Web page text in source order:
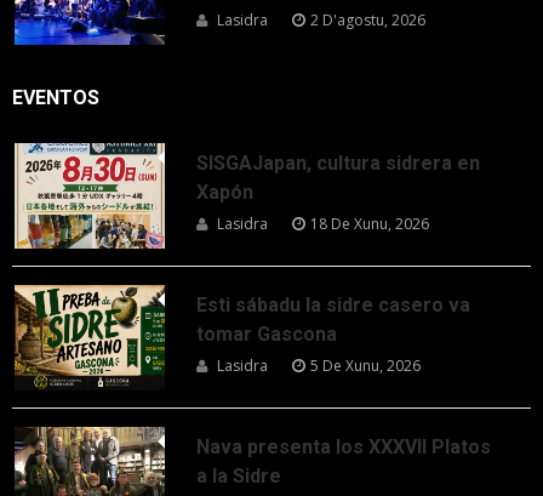
Lasidra 2 D'agostu, 2026
EVENTOS
SISGAJapan, cultura sidrera en
Xapón
Lasidra 18 De Xunu, 2026
Esti sábadu la sidre casero va
tomar Gascona
Lasidra 5 De Xunu, 2026
Nava presenta los XXXVII Platos
a la Sidre